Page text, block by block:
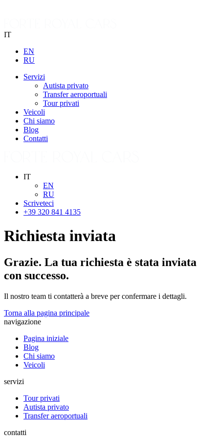
IT
EN
RU
Servizi
Autista privato
Transfer aeroportuali
Tour privati
Veicoli
Chi siamo
Blog
Contatti
IT
EN
RU
Scriveteci
+39 320 841 4135
Richiesta inviata
Grazie. La tua richiesta è stata inviata
con successo.
Il nostro team ti contatterà a breve per confermare i dettagli.
Torna alla pagina principale
navigazione
Pagina iniziale
Blog
Chi siamo
Veicoli
servizi
Tour privati
Autista privato
Transfer aeroportuali
contatti